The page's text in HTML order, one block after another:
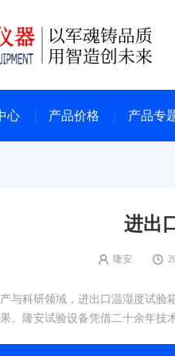
心 产品价格 产品专
进出
隆安
与科研领域，进出口温湿度试验
。隆安试验设备凭借二十余年技